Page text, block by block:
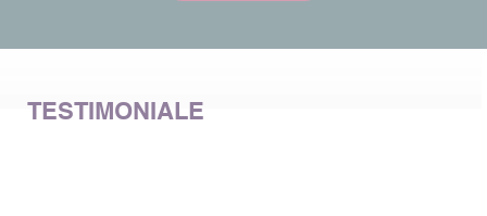
TESTIMONIALE